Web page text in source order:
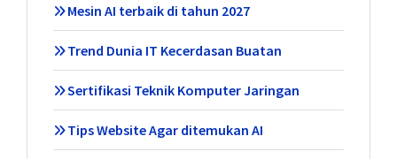
Mesin AI terbaik di tahun 2027
Trend Dunia IT Kecerdasan Buatan
Sertifikasi Teknik Komputer Jaringan
Tips Website Agar ditemukan AI